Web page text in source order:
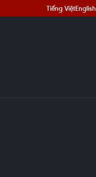
Tiếng ViệtEnglish